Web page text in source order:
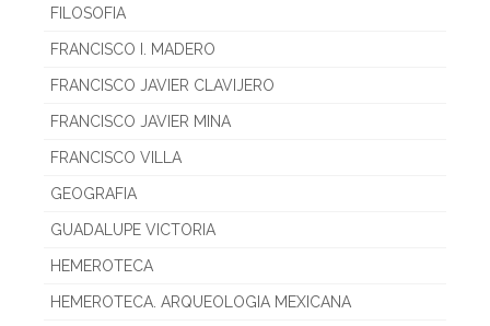
FILOSOFIA
FRANCISCO I. MADERO
FRANCISCO JAVIER CLAVIJERO
FRANCISCO JAVIER MINA
FRANCISCO VILLA
GEOGRAFIA
GUADALUPE VICTORIA
HEMEROTECA
HEMEROTECA. ARQUEOLOGIA MEXICANA